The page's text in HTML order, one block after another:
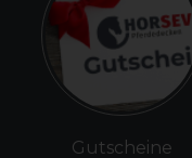
Gutscheine